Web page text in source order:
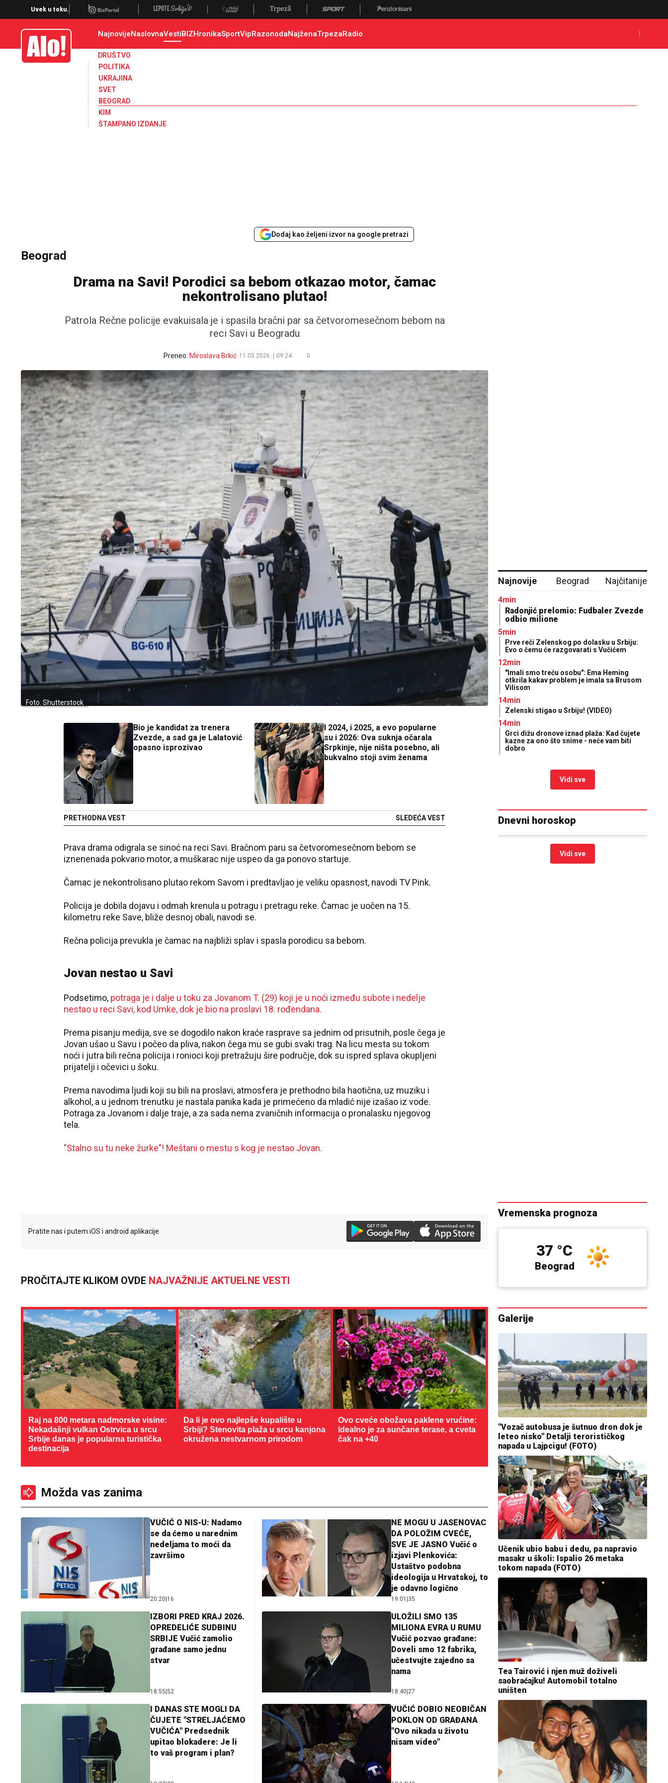
Beograd, politika, gradonacelnik, vesti, opstine
Uvek u toku.
Alo NajnovijeNaslovnaVestiBIZHronikaSportVipRazonodaNajženaTrpezaRadio
DRUŠTVO
POLITIKA
UKRAJINA
SVET
BEOGRAD
KIM
ŠTAMPANO IZDANJE
Dodaj kao željeni izvor na google pretrazi
Beograd
Drama na Savi! Porodici sa bebom otkazao motor, čamac
nekontrolisano plutao!
Patrola Rečne policije evakuisala je i spasila bračni par sa četvoromesečnom bebom na
reci Savi u Beogradu
Preneo: Miroslava Brkić 11.05.2026. 09:24 0
Foto: Shutterstock
Bio je kandidat za trenera
Zvezde, a sad ga je Lalatović
opasno isprozivao
PRETHODNA VEST
I 2024, i 2025, a evo popularne
su i 2026: Ova suknja očarala
Srpkinje, nije ništa posebno, ali
bukvalno stoji svim ženama
SLEDEĆA VEST
Prava drama odigrala se sinoć na reci Savi. Bračnom paru sa četvoromesečnom bebom se
iznenenada pokvario motor, a muškarac nije uspeo da ga ponovo startuje.
Čamac je nekontrolisano plutao rekom Savom i predtavljao je veliku opasnost, navodi TV Pink.
Policija je dobila dojavu i odmah krenula u potragu i pretragu reke. Čamac je uočen na 15.
kilometru reke Save, bliže desnoj obali, navodi se.
Rečna policija prevukla je čamac na najbliži splav i spasla porodicu sa bebom.
Jovan nestao u Savi
Podsetimo, potraga je i dalje u toku za Jovanom T. (29) koji je u noći između subote i nedelje
nestao u reci Savi, kod Umke, dok je bio na proslavi 18. rođendana.
Prema pisanju medija, sve se dogodilo nakon kraće rasprave sa jednim od prisutnih, posle čega je
Jovan ušao u Savu i počeo da pliva, nakon čega mu se gubi svaki trag. Na licu mesta su tokom
noći i jutra bili rečna policija i ronioci koji pretražuju šire područje, dok su ispred splava okupljeni
prijatelji i očevici u šoku.
Prema navodima ljudi koji su bili na proslavi, atmosfera je prethodno bila haotična, uz muziku i
alkohol, a u jednom trenutku je nastala panika kada je primećeno da mladić nije izašao iz vode.
Potraga za Jovanom i dalje traje, a za sada nema zvaničnih informacija o pronalasku njegovog
tela.
"Stalno su tu neke žurke"! Meštani o mestu s kog je nestao Jovan.
Pratite nas i putem iOS i android aplikacije
PROČITAJTE KLIKOM OVDE NAJVAŽNIJE AKTUELNE VESTI
Raj na 800 metara nadmorske visine:
Nekadašnji vulkan Ostrvica u srcu
Srbije danas je popularna turistička
destinacija
Da li je ovo najlepše kupalište u
Srbiji? Stenovita plaža u srcu kanjona
okružena nestvarnom prirodom
Ovo cveće obožava paklene vrućine:
Idealno je za sunčane terase, a cveta
čak na +40
Možda vas zanima
VUČIĆ O NIS-U: Nadamo
se da ćemo u narednim
nedeljama to moći da
završimo
20:20 16
NE MOGU U JASENOVAC
DA POLOŽIM CVEĆE,
SVE JE JASNO Vučić o
izjavi Plenkovića:
Ustaštvo podobna
ideologija u Hrvatskoj, to
je odavno logično
19:01 35
IZBORI PRED KRAJ 2026.
OPREDELIĆE SUDBINU
SRBIJE Vučić zamolio
građane samo jednu
stvar
18:55 52
ULOŽILI SMO 135
MILIONA EVRA U RUMU
Vučić pozvao građane:
Doveli smo 12 fabrika,
učestvujte zajedno sa
nama
18:40 27
I DANAS STE MOGLI DA
ČUJETE "STRELJAĆEMO
VUČIĆA" Predsednik
upitao blokadere: Je li
to vaš program i plan?
VUČIĆ DOBIO NEOBIČAN
POKLON OD GRAĐANA
"Ovo nikada u životu
nisam video"
Najnovije Beograd Najčitanije
4min
Radonjić prelomio: Fudbaler Zvezde
odbio milione
5min
Prve reči Zelenskog po dolasku u Srbiju:
Evo o čemu će razgovarati s Vučićem
12min
"Imali smo treću osobu": Ema Heming
otkrila kakav problem je imala sa Brusom
Vilisom
14min
Zelenski stigao u Srbiju! (VIDEO)
14min
Grci dižu dronove iznad plaža: Kad čujete
kazne za ono što snime - neće vam biti
dobro
Vidi sve
Dnevni horoskop
Vidi sve
Vremenska prognoza
Beograd
37 °C
Galerije
"Vozač autobusa je šutnuo dron dok je
leteo nisko" Detalji terorističkog
napada u Lajpcigu! (FOTO)
Učenik ubio babu i dedu, pa napravio
masakr u školi: Ispalio 26 metaka
tokom napada (FOTO)
Tea Tairović i njen muž doživeli
saobraćajku! Automobil totalno
uništen